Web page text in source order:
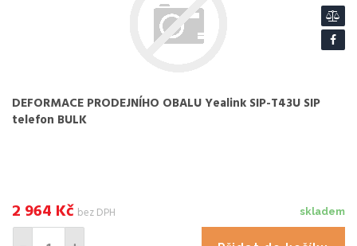
DEFORMACE PRODEJNÍHO OBALU Yealink SIP-T43U SIP
telefon BULK
skladem
2 964 Kč bez DPH